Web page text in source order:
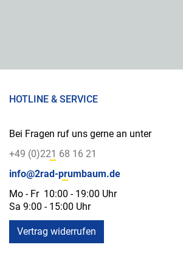
HOTLINE & SERVICE
Bei Fragen ruf uns gerne an unter
+49 (0)221 68 16 21
info@2rad-prumbaum.de
Mo - Fr 10:00 - 19:00 Uhr
Sa 9:00 - 15:00 Uhr
Vertrag widerrufen